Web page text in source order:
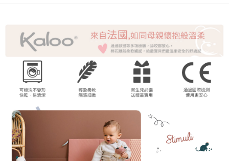
３．收到繳費通知簡訊後14天內，點擊此簡訊中的連結，可透過四大超商／
ATM／網路銀行／等多元方式進行付款，方視為交易完成。
※ 請注意：結帳手續完成當下不需立刻繳費，但若您需要取消訂單，請聯絡
購買商品的店家。未經商家同意取消之訂單仍視為有效，需透過AFTEE先享
後付繳納相關費用。
※ 交易是否成功請以「AFTEE先享後付 」之結帳頁面顯示為準，若有關於
是否繳費成功／繳費後需取消欲退款等相關疑問，請聯繫「AFTEE先享後付
【注意事項】
１．透過由恩沛科技股份有限公司提供之「AFTEE先享後付」服務完成之交
易，需依本服務之必要範圍內提供個人資料，並將交易相關給付款項請求債
權轉讓予恩沛科技股份有限公司。
２．關於個人資料處理事宜，請瀏覽以下網址：
7-11取貨付款
每筆NT$60，滿NT$1,500(含以上)免運費
每筆NT$120，滿NT$1,500(含以上)免運費
每筆NT$120，滿NT$1,500(含以上)免運費